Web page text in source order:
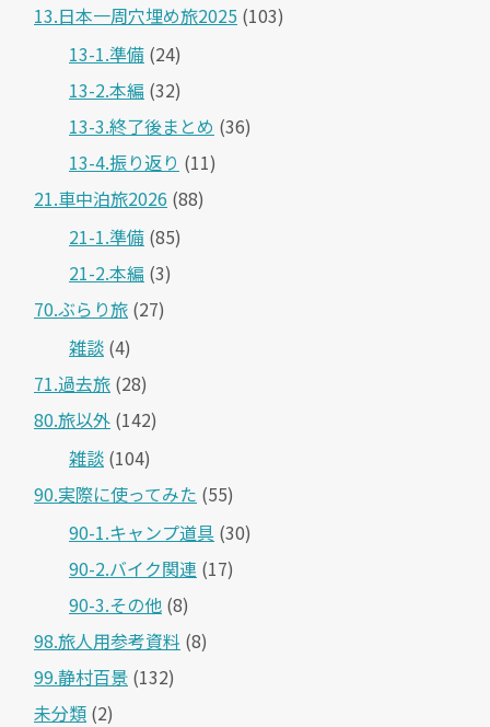
13.日本一周穴埋め旅2025 (103)
13-1.準備 (24)
13-2.本編 (32)
13-3.終了後まとめ (36)
13-4.振り返り (11)
21.車中泊旅2026 (88)
21-1.準備 (85)
21-2.本編 (3)
70.ぶらり旅 (27)
雑談 (4)
71.過去旅 (28)
80.旅以外 (142)
雑談 (104)
90.実際に使ってみた (55)
90-1.キャンプ道具 (30)
90-2.バイク関連 (17)
90-3.その他 (8)
98.旅人用参考資料 (8)
99.静村百景 (132)
未分類 (2)